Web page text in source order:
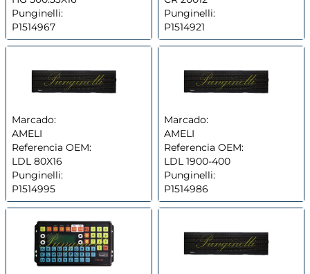
Punginelli:
P1514967
Punginelli:
P1514921
Marcado:
AMELI
Referencia OEM:
LDL 80X16
Punginelli:
P1514995
Marcado:
AMELI
Referencia OEM:
LDL 1900-400
Punginelli:
P1514986